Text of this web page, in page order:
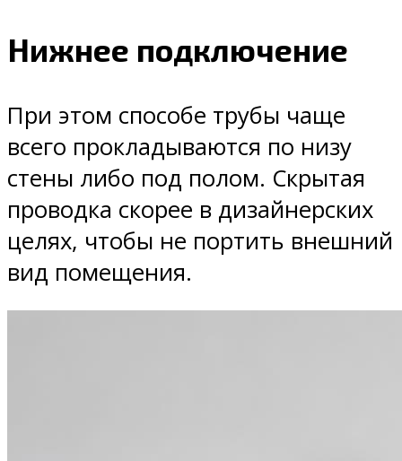
Нижнее подключение
При этом способе трубы чаще
всего прокладываются по низу
стены либо под полом. Скрытая
проводка скорее в дизайнерских
целях, чтобы не портить внешний
вид помещения.